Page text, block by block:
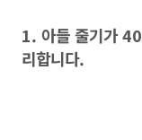
1. 아들 줄기가
리합니다.